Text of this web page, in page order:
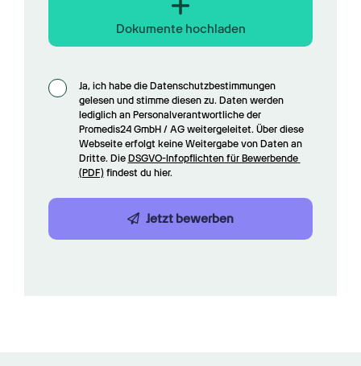
Dokumente hochladen
Ja, ich habe die Datenschutzbestimmungen
gelesen und stimme diesen zu. Daten werden
lediglich an Personalverantwortliche der
Promedis24 GmbH / AG weitergeleitet. Über diese
Webseite erfolgt keine Weitergabe von Daten an
Dritte. Die DSGVO-Infopflichten für Bewerbende
(PDF) findest du hier.
Jetzt bewerben